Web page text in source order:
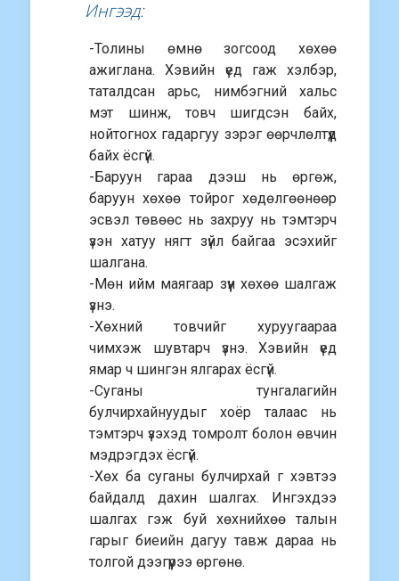
Ингээд:
-Толины өмнө зогсоод хөхөө
ажиглана. Хэвийн үед гаж хэлбэр,
таталдсан арьс, нимбэгний хальс
мэт шинж, товч шигдсэн байх,
нойтогнох гадаргуу зэрэг өөрчлөлтүүд
байх ёсгүй.
-Баруун гараа дээш нь өргөж,
баруун хөхөө тойрог хөдөлгөөнөөр
эсвэл төвөөс нь захруу нь тэмтэрч
үзэн хатуу нягт зүйл байгаа эсэхийг
шалгана.
-Мөн ийм маягаар зүүн хөхөө шалгаж
үзнэ.
-Хөхний товчийг хуруугаараа
чимхэж шувтарч үзнэ. Хэвийн үед
ямар ч шингэн ялгарах ёсгүй.
-Суганы тунгалагийн
булчирхайнуудыг хоёр талаас нь
тэмтэрч үзэхэд томролт болон өвчин
мэдрэгдэх ёсгүй.
-Хөх ба суганы булчирхай г хэвтээ
байдалд дахин шалгах. Ингэхдээ
шалгах гэж буй хөхнийхөө талын
гарыг биеийн дагуу тавж дараа нь
толгой дээгүүрээ өргөнө.